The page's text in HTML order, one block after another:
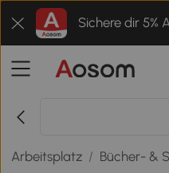
Sichere dir 5%
Arbeitsplatz / Bücher- &